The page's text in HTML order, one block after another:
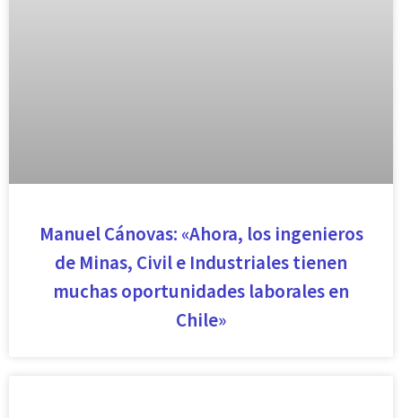
Manuel Cánovas: «Ahora, los ingenieros
de Minas, Civil e Industriales tienen
muchas oportunidades laborales en
Chile»